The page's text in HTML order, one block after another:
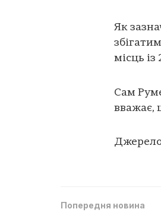
Як
місць
Сам
вважає,
Попередня новина